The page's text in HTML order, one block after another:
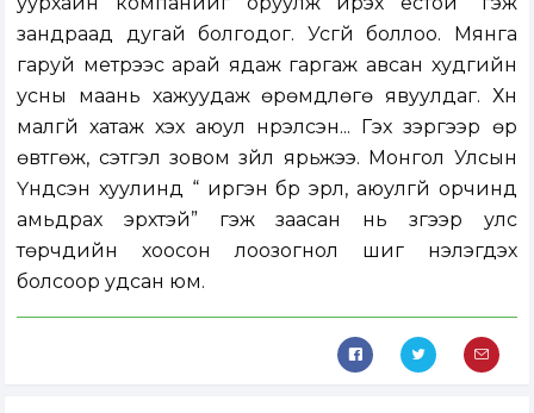
зандраад дугай болгодог. Усгүй боллоо. Мянга
гаруй метрээс арай ядаж гаргаж авсан худгийн
усны маань хажуудаж өрөмдлөгө явуулдаг. Хүн
малгүй хатаж үхэх аюул нүүрэлсэн... Гэх зэргээр өр
өвтгөж, сэтгэл зовом зүйл ярьжээ. Монгол Улсын
Үндсэн хуулинд “ иргэн бүр эрүүл, аюулгүй орчинд
амьдрах эрхтэй” гэж заасан нь зүгээр улс
төрчдийн хоосон лоозогнол шиг үнэлэгдэх
болсоор удсан юм.